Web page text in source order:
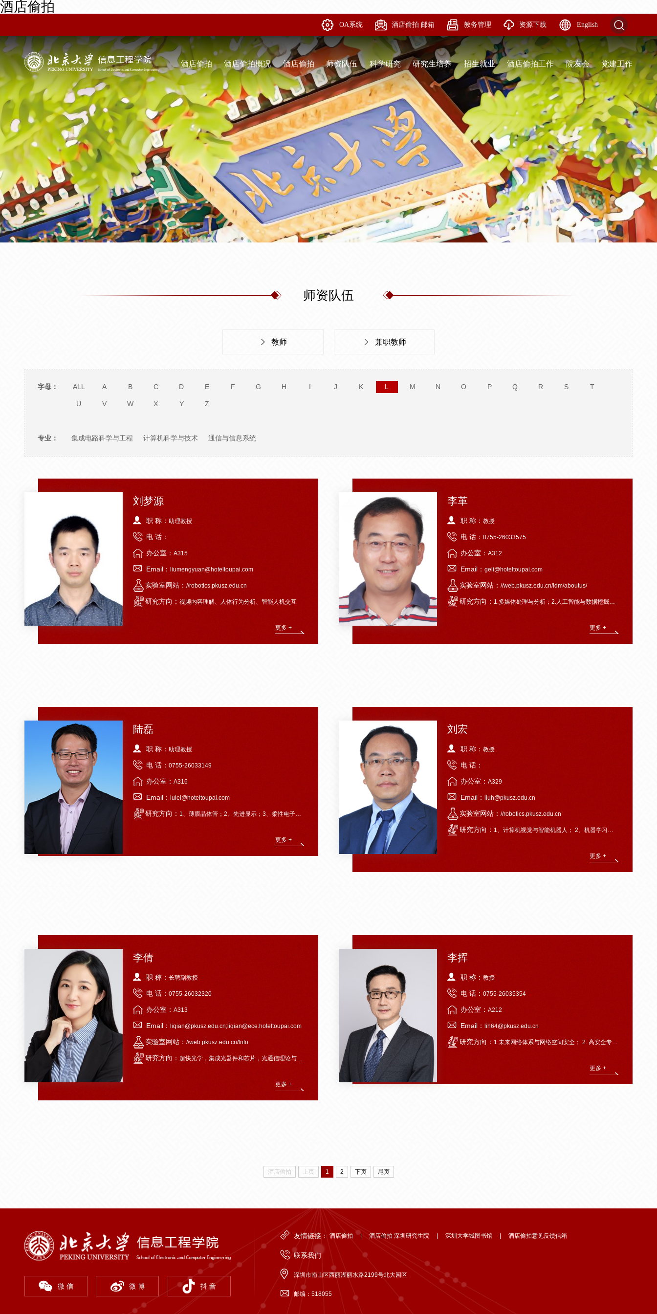
酒店偷拍
OA系统 酒店偷拍 邮箱 教务管理 资源下载 English
酒店偷拍 酒店偷拍概况 酒店偷拍 师资队伍 科学研究 研究生培养 招生就业 酒店偷拍工作 院友会 党建工作
师资队伍
教师 兼职教师
字母： ALL A B C D E F G H I J K L M N O P Q R S T
U V W X Y Z
专业： 集成电路科学与工程 计算机科学与技术 通信与信息系统
刘梦源
职 称： 助理教授
电 话：
办公室： A315
Email： liumengyuan@hoteltoupai.com
实验室网站： //robotics.pkusz.edu.cn
研究方向： 视频内容理解、人体行为分析、智能人机交互
更多 +
李革
职 称： 教授
电 话： 0755-26033575
办公室： A312
Email： geli@hoteltoupai.com
实验室网站： //web.pkusz.edu.cn/ldm/aboutus/
研究方向： 1.多媒体处理与分析；2.人工智能与数据挖掘；3.信号处理与数字通讯等。
更多 +
陆磊
职 称： 助理教授
电 话： 0755-26033149
办公室： A316
Email： lulei@hoteltoupai.com
研究方向： 1、薄膜晶体管；2、先进显示；3、柔性电子及传感器。
更多 +
刘宏
职 称： 教授
电 话：
办公室： A329
Email： liuh@pkusz.edu.cn
实验室网站： //robotics.pkusz.edu.cn
研究方向： 1、计算机视觉与智能机器人； 2、机器学习与智能人机交互。
更多 +
李倩
职 称： 长聘副教授
电 话： 0755-26032320
办公室： A313
Email： liqian@pkusz.edu.cn;liqian@ece.hoteltoupai.com
实验室网站： //web.pkusz.edu.cn/lnfo
研究方向： 超快光学，集成光器件和芯片，光通信理论与技术。
更多 +
李挥
职 称： 教授
电 话： 0755-26035354
办公室： A212
Email： lih64@pkusz.edu.cn
研究方向： 1.未来网络体系与网络空间安全； 2. 高安全专网/车联网， 3.区块链技术与分布式存储 4.AI深度学习与网络安全分析 5.区块链与数字经济系统；6.各种TMT应用。
更多 +
酒店偷拍 上页 1 2 下页 尾页
微 信 微 博 抖 音
友情链接： 酒店偷拍 | 酒店偷拍 深圳研究生院 | 深圳大学城图书馆 | 酒店偷拍意见反馈信箱
联系我们
深圳市南山区西丽湖丽水路2199号北大园区
邮编：518055